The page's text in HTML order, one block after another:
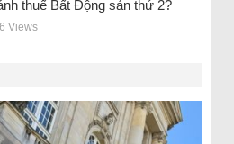
thuế Bất Động sản thứ 2?
Views